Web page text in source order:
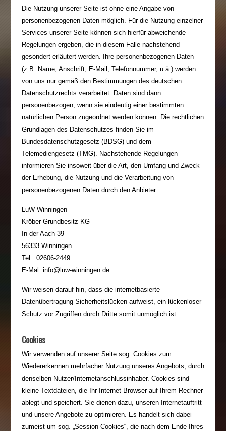
Die Nutzung unserer Seite ist ohne eine Angabe von
personenbezogenen Daten möglich. Für die Nutzung einzelner
Services unserer Seite können sich hierfür abweichende
Regelungen ergeben, die in diesem Falle nachstehend
gesondert erläutert werden. Ihre personenbezogenen Daten
(z.B. Name, Anschrift, E-Mail, Telefonnummer, u.ä.) werden
von uns nur gemäß den Bestimmungen des deutschen
Datenschutzrechts verarbeitet. Daten sind dann
personenbezogen, wenn sie eindeutig einer bestimmten
natürlichen Person zugeordnet werden können. Die rechtlichen
Grundlagen des Datenschutzes finden Sie im
Bundesdatenschutzgesetz (BDSG) und dem
Telemediengesetz (TMG). Nachstehende Regelungen
informieren Sie insoweit über die Art, den Umfang und Zweck
der Erhebung, die Nutzung und die Verarbeitung von
personenbezogenen Daten durch den Anbieter
LuW Winningen
Kröber Grundbesitz KG
In der Aach 39
56333 Winningen
Tel.: 02606-2449
E-Mal: info@luw-winningen.de
Wir weisen darauf hin, dass die internetbasierte
Datenübertragung Sicherheitslücken aufweist, ein lückenloser
Schutz vor Zugriffen durch Dritte somit unmöglich ist.
Cookies
Wir verwenden auf unserer Seite sog. Cookies zum
Wiedererkennen mehrfacher Nutzung unseres Angebots, durch
denselben Nutzer/Internetanschlussinhaber. Cookies sind
kleine Textdateien, die Ihr Internet-Browser auf Ihrem Rechner
ablegt und speichert. Sie dienen dazu, unseren Internetauftritt
und unsere Angebote zu optimieren. Es handelt sich dabei
zumeist um sog. „Session-Cookies“, die nach dem Ende Ihres